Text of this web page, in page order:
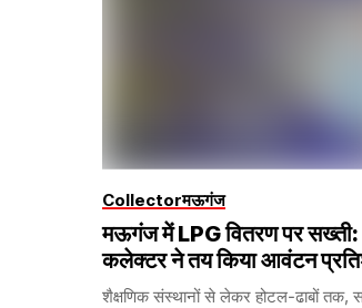
Collectorमऊगंज
मऊगंज में LPG वितरण पर सख्ती:
कलेक्टर ने तय किया आवंटन
शैक्षणिक संस्थानों से लेकर होटल-ढाबों तक,